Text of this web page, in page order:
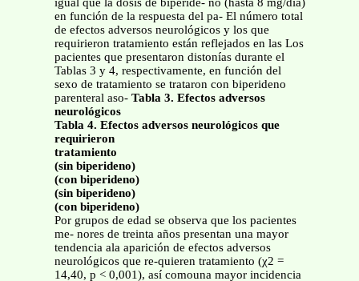
igual que la dosis de biperide- no (hasta 8 mg/día)
en función de la respuesta del pa- El número total
de efectos adversos neurológicos y los que
requirieron tratamiento están reflejados en las Los
pacientes que presentaron distonías durante el
Tablas 3 y 4, respectivamente, en función del
sexo de tratamiento se trataron con biperideno
parenteral aso- Tabla 3. Efectos adversos
neurológicos
Tabla 4. Efectos adversos neurológicos que
requirieron
tratamiento
(sin biperideno)
(con biperideno)
(sin biperideno)
(con biperideno)
Por grupos de edad se observa que los pacientes
me- nores de treinta años presentan una mayor
tendencia ala aparición de efectos adversos
neurológicos que re-quieren tratamiento (χ2 =
14,40, p < 0,001), así comouna mayor incidencia